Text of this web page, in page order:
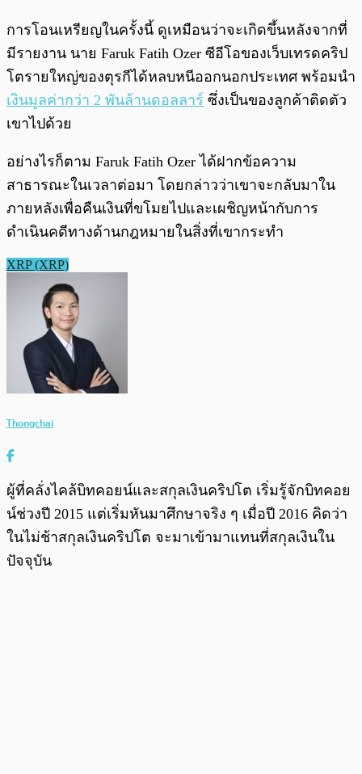
การโอนเหรียญในครั้งนี้ ดูเหมือนว่าจะเกิดขึ้นหลังจากที่
มีรายงาน นาย Faruk Fatih Ozer ซีอีโอของเว็บเทรดคริป
โตรายใหญ่ของตุรกีได้หลบหนีออกนอกประเทศ พร้อมนำ
เงินมูลค่ากว่า 2 พันล้านดอลลาร์ ซึ่งเป็นของลูกค้าติดตัว
เขาไปด้วย
อย่างไรก็ตาม Faruk Fatih Ozer ได้ฝากข้อความ
สาธารณะในเวลาต่อมา โดยกล่าวว่าเขาจะกลับมาใน
ภายหลังเพื่อคืนเงินที่ขโมยไปและเผชิญหน้ากับการ
ดำเนินคดีทางด้านกฎหมายในสิ่งที่เขากระทำ
XRP (XRP)
Thongchai
ผู้ที่คลั่งไคล้บิทคอยน์และสกุลเงินคริปโต เริ่มรู้จักบิทคอย
น์ช่วงปี 2015 แต่เริ่มหันมาศึกษาจริง ๆ เมื่อปี 2016 คิดว่า
ในไม่ช้าสกุลเงินคริปโต จะมาเข้ามาแทนที่สกุลเงินใน
ปัจจุบัน